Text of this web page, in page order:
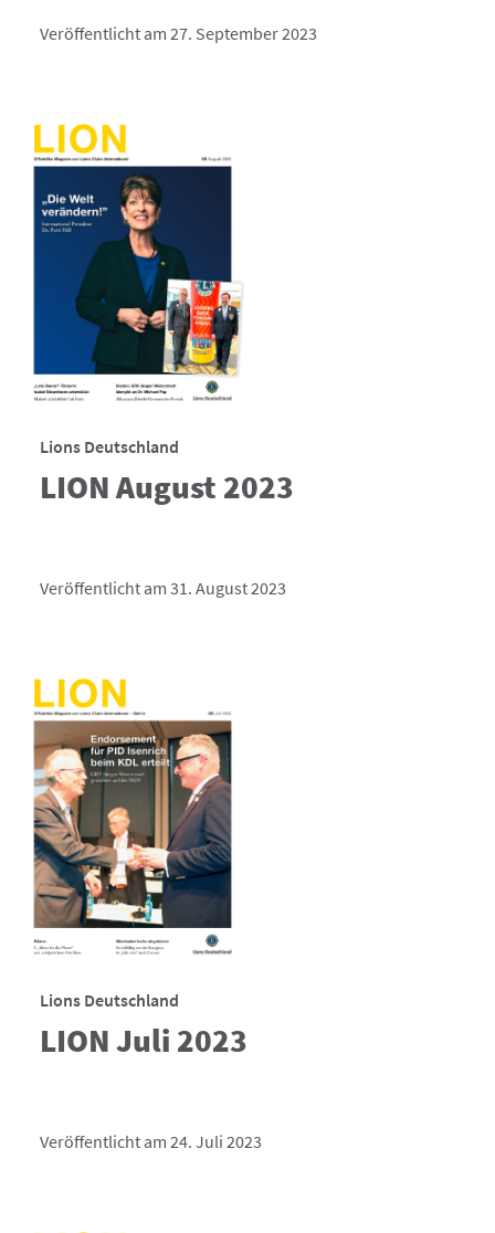
Veröffentlicht am 27. September 2023
Lions Deutschland
LION August 2023
Veröffentlicht am 31. August 2023
Lions Deutschland
LION Juli 2023
Veröffentlicht am 24. Juli 2023